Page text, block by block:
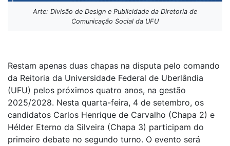
Arte: Divisão de Design e Publicidade da Diretoria de
Comunicação Social da UFU
Restam apenas duas chapas na disputa pelo comando
da Reitoria da Universidade Federal de Uberlândia
(UFU) pelos próximos quatro anos, na gestão
2025/2028. Nesta quarta-feira, 4 de setembro, os
candidatos Carlos Henrique de Carvalho (Chapa 2) e
Hélder Eterno da Silveira (Chapa 3) participam do
primeiro debate no segundo turno. O evento será